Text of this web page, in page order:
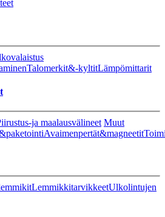
Talomerkit&-kyltitLämpömittarit
ja maalausvälineet Muut
Avaimenpertät&magneetit
LemmikkitarvikkeetUlkolintujen